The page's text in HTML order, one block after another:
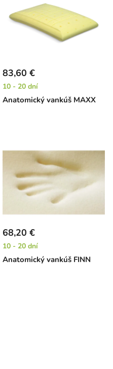
Anatomický vankúš MAXX
83,60 €
10 - 20 dní
Anatomický vankúš FINN
68,20 €
10 - 20 dní